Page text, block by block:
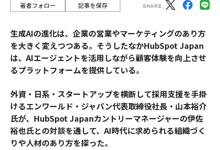
著者フォロー 記事を保存
生成AIの進化は、企業の営業やマーケティングのあり方
を大きく変えつつある。そうしたなかHubSpot Japan
は、AIエージェントを活用しながら顧客体験を向上させ
るプラットフォームを提供している。
外資・日系・スタートアップを横断して採用支援を手掛
けるエンワールド・ジャパン代表取締役社長・山本裕介
氏が、HubSpot Japanカントリーマネージャーの伊佐
裕也氏との対談を通して、AI時代に求められる組織づく
りや人材のあり方を探った。